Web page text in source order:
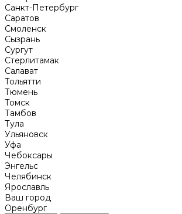
Санкт-Петербург
Саратов
Смоленск
Сызрань
Сургут
Стерлитамак
Салават
Тольятти
Тюмень
Томск
Тамбов
Тула
Ульяновск
Уфа
Чебоксары
Энгельс
Челябинск
Ярославль
Ваш город
Оренбург